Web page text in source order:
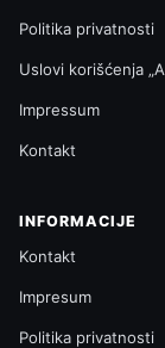
Politika privatnosti
Uslovi korišćenja
Impressum
Kontakt
INFORMACIJE
Kontakt
Impresum
Politika privatnosti